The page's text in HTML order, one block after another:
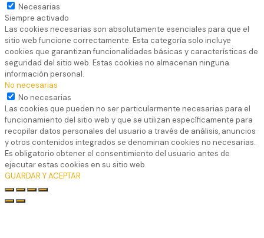
Necesarias
Siempre activado
Las cookies necesarias son absolutamente esenciales para que el
sitio web funcione correctamente. Esta categoría solo incluye
cookies que garantizan funcionalidades básicas y características de
seguridad del sitio web. Estas cookies no almacenan ninguna
información personal.
No necesarias
No necesarias
Las cookies que pueden no ser particularmente necesarias para el
funcionamiento del sitio web y que se utilizan específicamente para
recopilar datos personales del usuario a través de análisis, anuncios
y otros contenidos integrados se denominan cookies no necesarias.
Es obligatorio obtener el consentimiento del usuario antes de
ejecutar estas cookies en su sitio web.
GUARDAR Y ACEPTAR